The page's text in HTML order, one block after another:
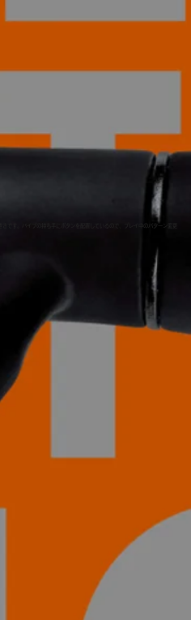
です。バイブの持ち手にボタンを配置しているので、プレイ中のパターン変更